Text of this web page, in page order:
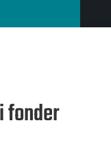
fonder